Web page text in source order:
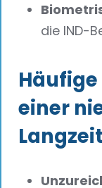
die IND-
einer